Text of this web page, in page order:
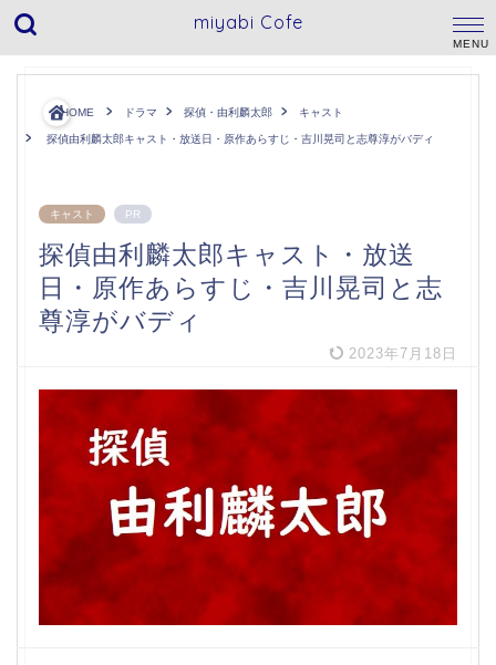
miyabi Cofe
HOME ドラマ 探偵・由利麟太郎 キャスト
探偵由利麟太郎キャスト・放送日・原作あらすじ・吉川晃司と志尊淳がバディ
キャスト PR
探偵由利麟太郎キャスト・放送
日・原作あらすじ・吉川晃司と志
尊淳がバディ
2023年7月18日